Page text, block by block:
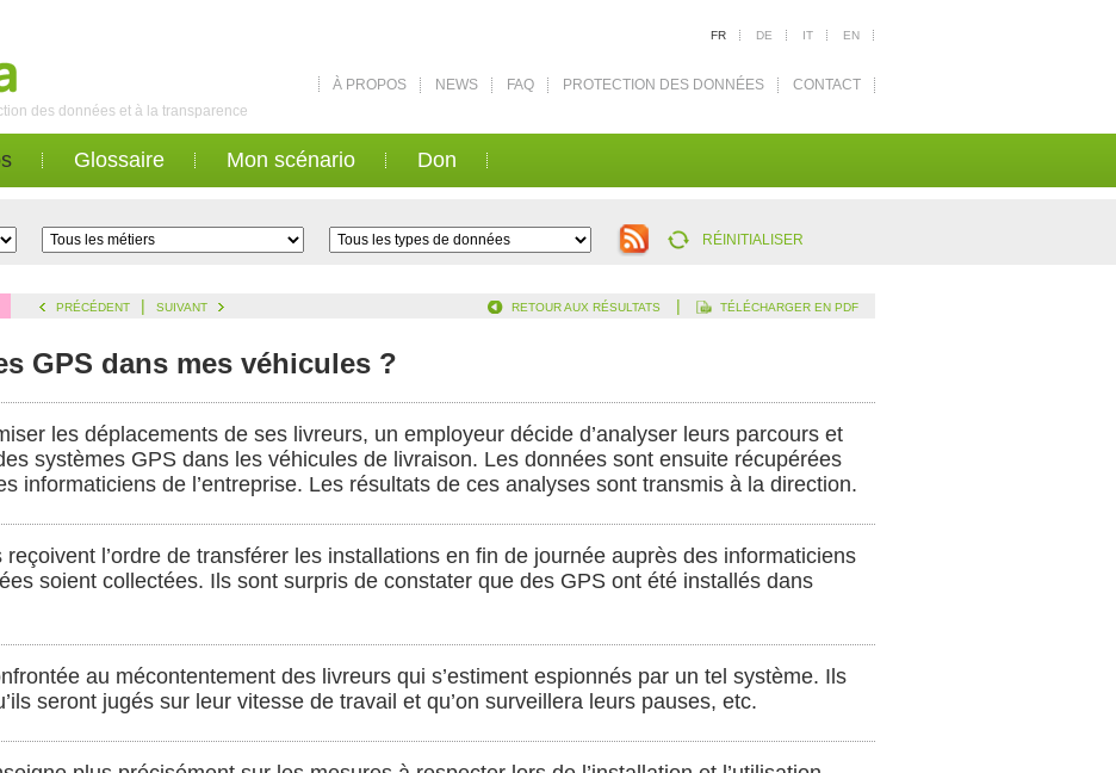
des données et à la transparence
FR DE IT EN
À PROPOS NEWS FAQ PROTECTION DES DONNÉES CONTACT
Glossaire Mon scénario Don
RÉINITIALISER
PRÉCÉDENT | SUIVANT RETOUR AUX RÉSULTATS | TÉLÉCHARGER EN PDF
GPS dans mes véhicules ?
les déplacements de ses livreurs, un employeur décide d’analyser leurs parcours et
systèmes GPS dans les véhicules de livraison. Les données sont ensuite récupérées
informaticiens de l’entreprise. Les résultats de ces analyses sont transmis à la direction.
reçoivent l’ordre de transférer les installations en fin de journée auprès des informaticiens
soient collectées. Ils sont surpris de constater que des GPS ont été installés dans
au mécontentement des livreurs qui s’estiment espionnés par un tel système. Ils
seront jugés sur leur vitesse de travail et qu’on surveillera leurs pauses, etc.